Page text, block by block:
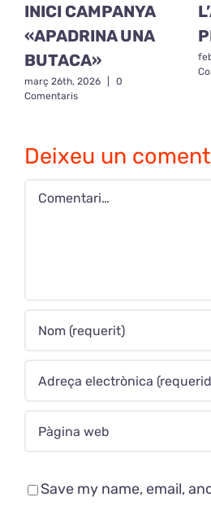
INICI CAMPANYA
«APADRINA UNA
BUTACA»
març 26th, 2026
0
Comentaris
Deixeu un
Comment
Save my name, email,